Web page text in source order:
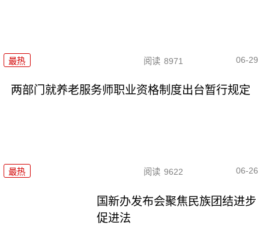
最热 阅读 8971 06-29
两部门就养老服务师职业资格制度出台暂行规定
最热 阅读 9622 06-26
国新办发布会聚焦民族团结进步
促进法